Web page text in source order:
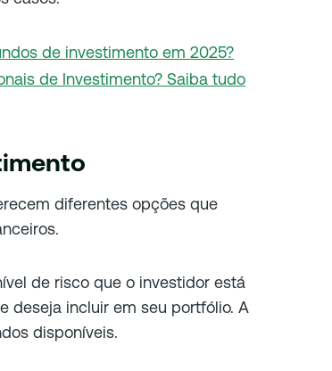
de investimento em 2025?
de Investimento? Saiba tudo
diferentes opções que
de risco que o investidor está
deseja incluir em seu portfólio. A
disponíveis.